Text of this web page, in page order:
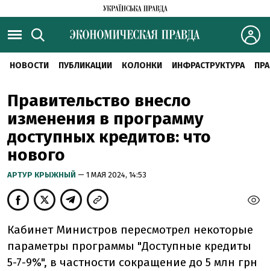
НОВОСТИ ПУБЛИКАЦИИ КОЛОНКИ ИНФРАСТРУКТУРА
Правительство внесло
изменения в программу
доступных кредитов: что
нового
АРТУР КРЫЖНЫЙ — 1 МАЯ 2024, 14:53
Кабинет Министров пересмотрел некоторые
параметры программы "Доступные кредиты
5-7-9%", в частности сокращение до 5 млн грн